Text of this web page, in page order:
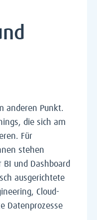
anderen Punkt.
die sich am
Für
stehen
BI und Dashboard
ausgerichtete
Cloud-
Datenprozesse